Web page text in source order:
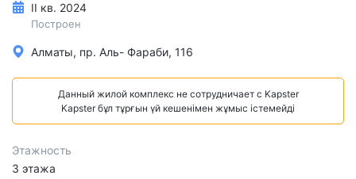
II кв. 2024
Построен
Алматы, пр. Аль- Фараби, 116
Данный жилой комплекс не сотрудничает с Kapster
Kapster бұл тұрғын үй кешенімен жұмыс істемейді
Этажность
3 этажа